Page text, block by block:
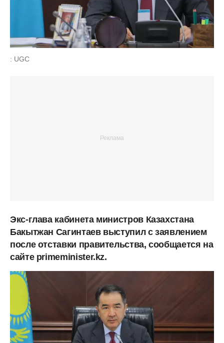
: UGC
Экс-глава кабинета министров Казахстана
Бакытжан Сагинтаев выступил с заявлением
после отставки правительства, сообщается на
сайте primeminister.kz.